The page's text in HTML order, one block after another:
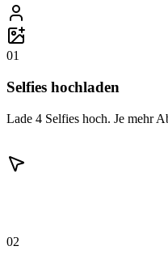
01
Selfies hochladen
Lade 4 Selfies hoch. Je mehr
02